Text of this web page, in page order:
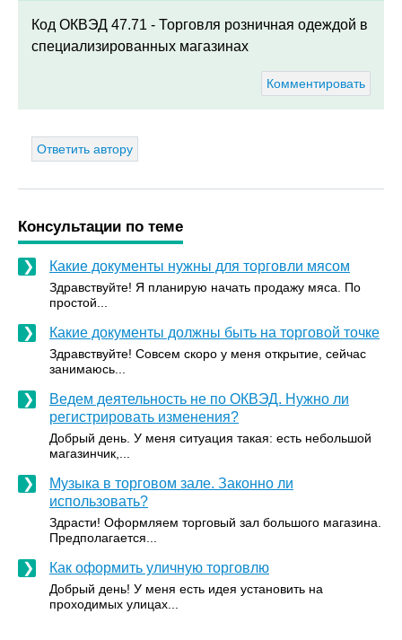
Код ОКВЭД 47.71 - Торговля розничная одеждой в
специализированных магазинах
Комментировать
Ответить автору
Консультации по теме
Какие документы нужны для торговли мясом
Здравствуйте! Я планирую начать продажу мяса. По
простой...
Какие документы должны быть на торговой точке
Здравствуйте! Совсем скоро у меня открытие, сейчас
занимаюсь...
Ведем деятельность не по ОКВЭД. Нужно ли
регистрировать изменения?
Добрый день. У меня ситуация такая: есть небольшой
магазинчик,...
Музыка в торговом зале. Законно ли
использовать?
Здрасти! Оформляем торговый зал большого магазина.
Предполагается...
Как оформить уличную торговлю
Добрый день! У меня есть идея установить на
проходимых улицах...